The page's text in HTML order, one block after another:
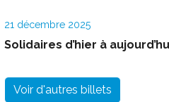
21 décembre 2025
Solidaires d’hier à
Voir d'autres billets